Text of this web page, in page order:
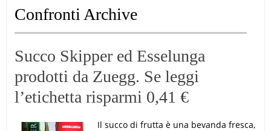
Confronti Archive
Succo Skipper ed Esselunga
prodotti da Zuegg. Se leggi
l’etichetta risparmi 0,41 €
Il succo di frutta è una bevanda fresca,